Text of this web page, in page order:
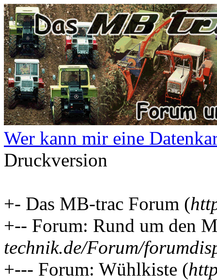
Wer kann mir eine
Druckversion
+- Das MB-trac Forum (
+-- Forum: Rund um den
technik.de/Forum/
+--- Forum: Wühlkiste (